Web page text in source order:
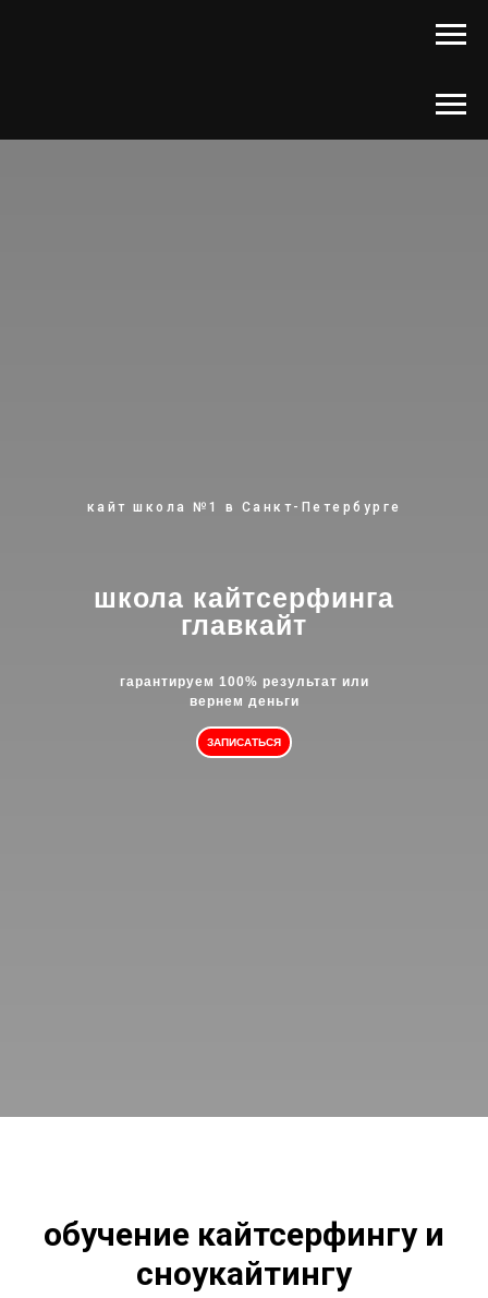
школа кайтсерфинга
главкайт
гарантируем 100% результат или
вернем деньги
кайт школа №1 в Санкт-Петербурге
ЗАПИСАТЬСЯ
обучение кайтсерфингу и
сноукайтингу